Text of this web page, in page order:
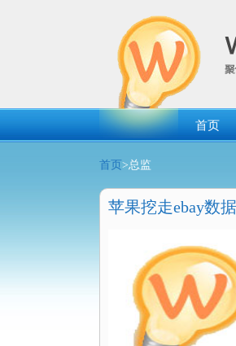
首页
首页 >总监
苹果挖走ebay数